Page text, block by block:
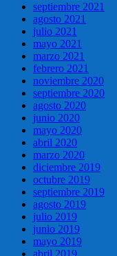
septiembre 2021
agosto 2021
julio 2021
mayo 2021
marzo 2021
febrero 2021
noviembre 2020
septiembre 2020
agosto 2020
junio 2020
mayo 2020
abril 2020
marzo 2020
diciembre 2019
octubre 2019
septiembre 2019
agosto 2019
julio 2019
junio 2019
mayo 2019
abril 2019